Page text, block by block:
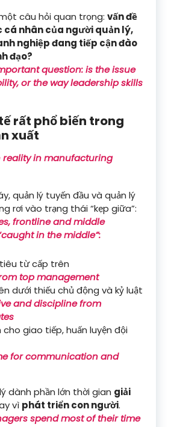
câu hỏi quan trọng: vấn đề
cá nhân của người quản lý,
nghiệp đang tiếp cận đào
đạo?
question: is the issue
or the way leadership skills
rất phổ biến trong
xuất
reality in manufacturing
quản lý tuyến đầu và quản lý
rơi vào trạng thái “kẹp giữa”:
frontline and middle
in the middle”:
từ cấp trên
top management
dưới thiếu chủ động và kỷ luật
and discipline from
giao tiếp, huấn luyện đội
for communication and
dành phần lớn thời gian giải
vì phát triển con người.
spend most of their time